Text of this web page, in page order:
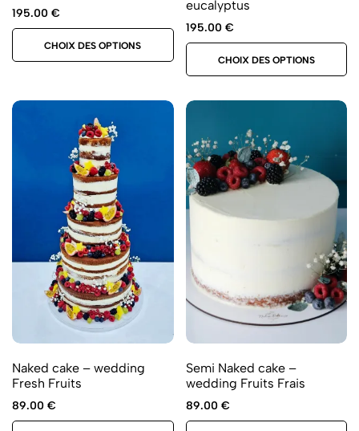
195.00 €
CHOIX DES OPTIONS
eucalyptus
195.00 €
CHOIX DES OPTIONS
Naked cake – wedding
Fresh Fruits
89.00 €
Semi Naked cake –
wedding Fruits Frais
89.00 €